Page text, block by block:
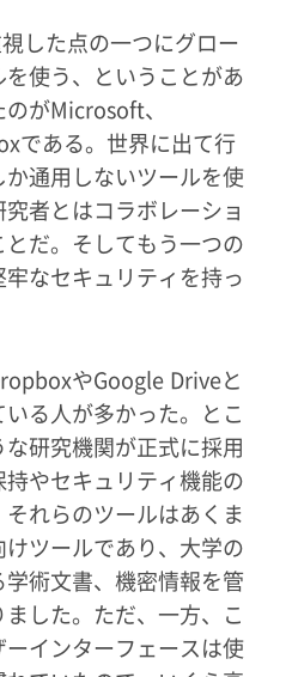
した点の一つにグロー
使う、ということがあ
がMicrosoft、
である。世界に出て行
か通用しないツールを使
者とはコラボレーショ
だ。そしてもう一つの
なセキュリティを持っ
やGoogle Driveと
る人が多かった。とこ
研究機関が正式に採用
やセキュリティ機能の
れらのツールはあくま
ツールであり、大学の
術文書、機密情報を管
した。ただ、一方、こ
インターフェースは使